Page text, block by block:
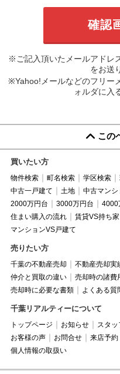
※ご記入頂いたメールアドレ
をお送
※Yahoo!メールなどのフリー
ォルダに入
この
買いたい方
物件検索 町名検索 学区検索
中古一戸建て
土地 中古マンシ
2000万円台
3000万円台 4000
住まい購入の流れ
賃貸VS持ち家
マンションVS戸建て
売りたい方
千葉の不動産売却 不動産売却実
仲介と買取の違い
売却時の諸費
売却時に必要な書類
よくある質
千葉リアルティーについて
トップページ お知らせ スタ
お客様の声
お問合せ 来店予約
個人情報の取扱い